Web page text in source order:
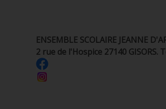
ENSEMBLE SCOLAIRE JEANNE
2 rue de l'Hospice 27140 GISORS.